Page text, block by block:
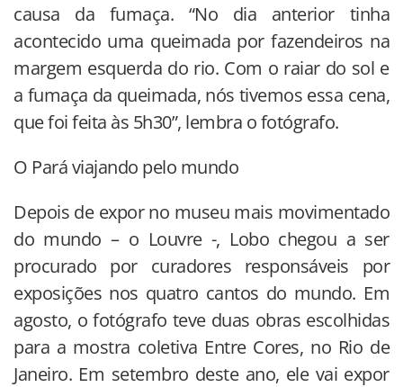
causa da fumaça. “No dia anterior tinha
acontecido uma queimada por fazendeiros na
margem esquerda do rio. Com o raiar do sol e
a fumaça da queimada, nós tivemos essa cena,
que foi feita às 5h30”, lembra o fotógrafo.
O Pará viajando pelo mundo
Depois de expor no museu mais movimentado
do mundo – o Louvre -, Lobo chegou a ser
procurado por curadores responsáveis por
exposições nos quatro cantos do mundo. Em
agosto, o fotógrafo teve duas obras escolhidas
para a mostra coletiva Entre Cores, no Rio de
Janeiro. Em setembro deste ano, ele vai expor